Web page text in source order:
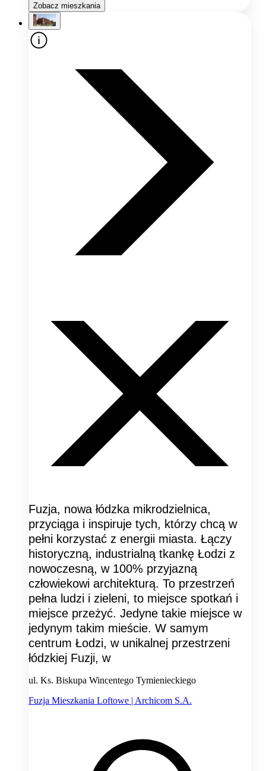
Zobacz mieszkania
Fuzja, nowa łódzka mikrodzielnica,
przyciąga i inspiruje tych, którzy chcą w
pełni korzystać z energii miasta. Łączy
historyczną, industrialną tkankę Łodzi z
nowoczesną, w 100% przyjazną
człowiekowi architekturą. To przestrzeń
pełna ludzi i zieleni, to miejsce spotkań i
miejsce przeżyć. Jedyne takie miejsce w
jedynym takim mieście. W samym
centrum Łodzi, w unikalnej przestrzeni
łódzkiej Fuzji, w
ul. Ks. Biskupa Wincentego Tymienieckiego
Fuzja Mieszkania Loftowe | Archicom S.A.